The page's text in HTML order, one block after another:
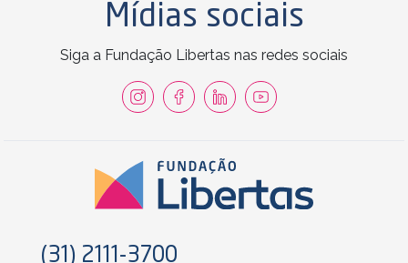
Mídias sociais
Siga a Fundação Libertas nas redes sociais
(31) 2111-3700